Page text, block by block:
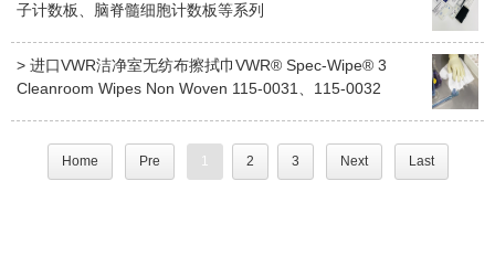
子计数板、脑脊髓细胞计数板等系列
> 进口VWR洁净室无纺布擦拭巾VWR® Spec-Wipe® 3
Cleanroom Wipes Non Woven 115-0031、115-0032
Home Pre 1 2 3 Next Last